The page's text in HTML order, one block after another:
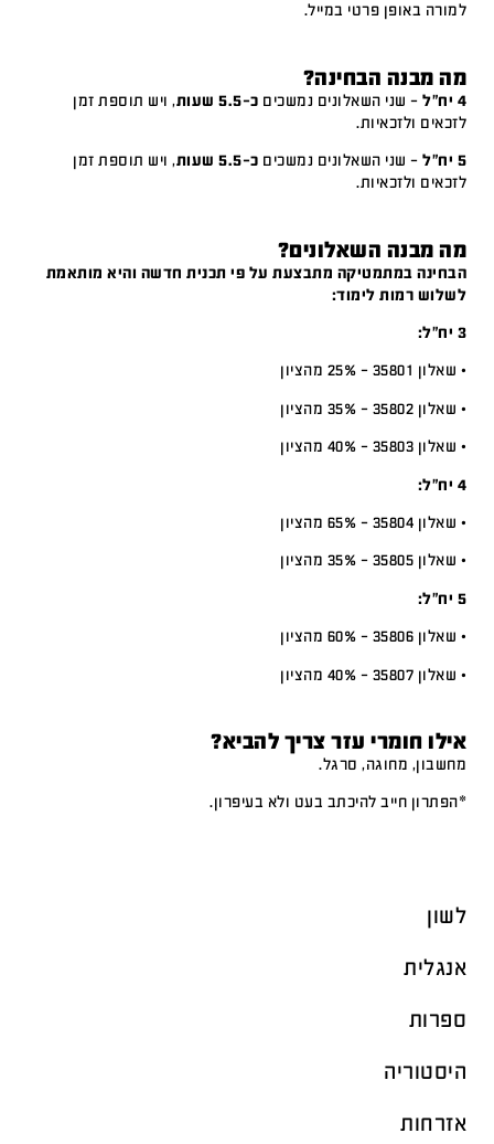
למורה באופן פרטי במייל.
מה מבנה הבחינה?
4 יח"ל – שני השאלונים נמשכים כ-5.5 שעות
, ויש תוספת זמן
לזכאים ולזכאיות.
5 יח"ל – שני השאלונים נמשכים כ-5.5 שעות
, ויש תוספת זמן
לזכאים ולזכאיות.
מה מבנה השאלונים?
הבחינה במתמטיקה מתבצעת על פי תכנית חדשה והיא מותאמת
לשלוש רמות לימוד:
3 יח”ל:
• שאלון 35801 – 25% מהציון
• שאלון 35802 – 35% מהציון
• שאלון 35803 – 40% מהציון
4 יח”ל:
• שאלון 35804 – 65% מהציון
• שאלון 35805 – 35% מהציון
5 יח”ל:
• שאלון 35806 – 60% מהציון
• שאלון 35807 – 40% מהציון
אילו חומרי עזר צריך להביא?
מחשבון, מחוגה, סרגל.
*הפתרון חייב להיכתב בעט ולא בעיפרון.
לשון
אנגלית
ספרות
היסטוריה
אזרחות